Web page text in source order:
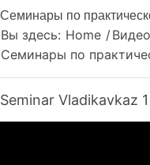
Семинары по
Вы здесь: Home / Видео
Семинары по
Seminar Vladikavkaz 1